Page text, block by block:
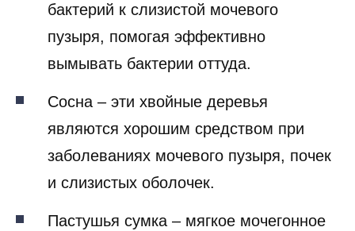
бактерий к слизистой мочевого
пузыря, помогая эффективно
вымывать бактерии оттуда.
Сосна – эти хвойные деревья
являются хорошим средством при
заболеваниях мочевого пузыря, почек
и слизистых оболочек.
Пастушья сумка – мягкое мочегонное